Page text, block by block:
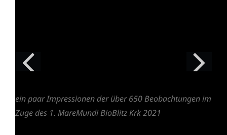
ein paar Impressionen der über 650 Beobachtungen im
Zuge des 1. MareMundi BioBlitz Krk 2021